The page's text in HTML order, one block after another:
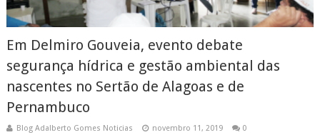
Em Delmiro Gouveia, evento debate
segurança hídrica e gestão ambiental das
nascentes no Sertão de Alagoas e de
Pernambuco
Blog Adalberto Gomes Noticias novembro 11, 2019 0